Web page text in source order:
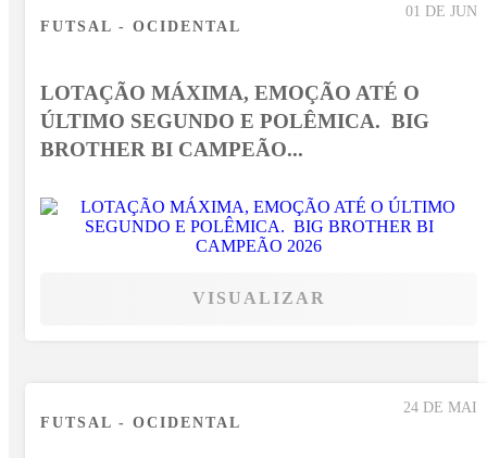
01 DE JUN
FUTSAL - OCIDENTAL
LOTAÇÃO MÁXIMA, EMOÇÃO ATÉ O
ÚLTIMO SEGUNDO E POLÊMICA. BIG
BROTHER BI CAMPEÃO...
VISUALIZAR
24 DE MAI
FUTSAL - OCIDENTAL